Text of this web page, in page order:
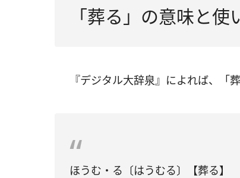
「葬る」の意味と使
『デジタル大辞泉』によれば、「
ほうむ・る〔はうむる〕【葬る】